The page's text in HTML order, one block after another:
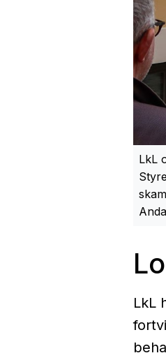
LkL
LkL